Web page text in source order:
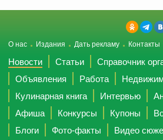
О нас Издания Дать рекламу Контакты
Новости Статьи
Справочник
Объявления
Работа
Кулинарная книга
Интервью
Афиша
Конкурсы Купоны
Блоги
Фото-факты
Видео